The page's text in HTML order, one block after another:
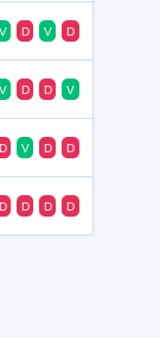
V D V D
V D D V
D V D D
D D D D